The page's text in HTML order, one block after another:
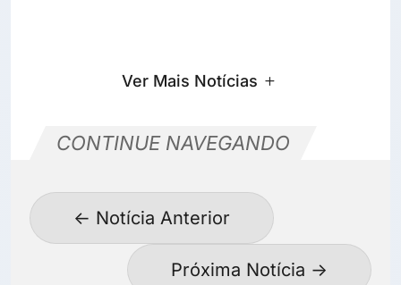
Ver Mais Notícias
CONTINUE NAVEGANDO
← Notícia Anterior
Próxima Notícia →